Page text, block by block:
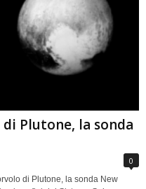
Plutone, la sonda
0
di Plutone, la sonda New